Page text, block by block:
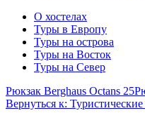
О хостелах
Туры в Европу
Туры на острова
Туры на Восток
Туры на Север
Рюкзак Berghaus Octans 25
Вернуться к: